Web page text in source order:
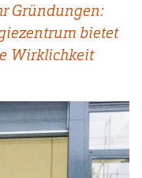
English
main
page
Gründungen:
bietet
Wirklichkeit